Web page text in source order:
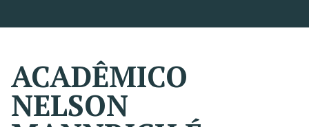
ACADÊMICO
NELSON